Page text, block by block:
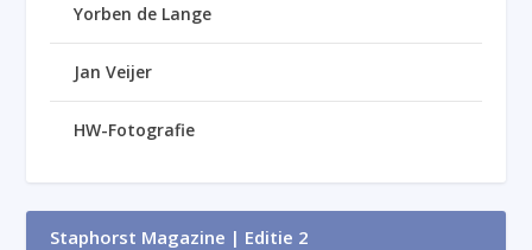
Yorben de Lange
Jan Veijer
HW-Fotografie
Staphorst Magazine | Editie 2